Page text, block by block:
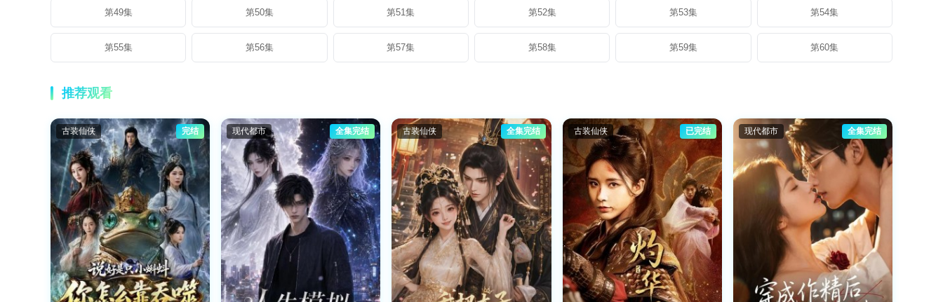
第49集 第50集 第51集 第52集 第53集 第54集
第55集 第56集 第57集 第58集 第59集 第60集
推荐观看
古装仙侠 完结 现代都市 全集完结 古装仙侠 全集完结 古装仙侠 已完结 现代都市 全集完结